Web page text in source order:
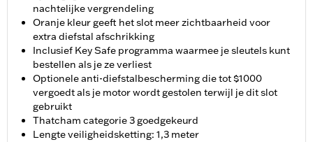
nachtelijke vergrendeling
Oranje kleur geeft het slot meer zichtbaarheid voor
extra diefstal afschrikking
Inclusief Key Safe programma waarmee je sleutels kunt
bestellen als je ze verliest
Optionele anti-diefstalbescherming die tot $1000
vergoedt als je motor wordt gestolen terwijl je dit slot
gebruikt
Thatcham categorie 3 goedgekeurd
Lengte veiligheidsketting: 1,3 meter